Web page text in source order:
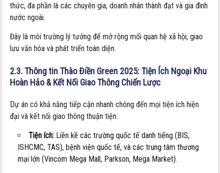
thức, đa phần là các chuyên gia, doanh nhân thành đạt và gia đình
nước ngoài.
Đây là môi trường lý tưởng để mở rộng mối quan hệ xã hội, giao
lưu văn hóa và phát triển toàn diện.
2.3. Thông tin Thào Điền Green 2025: Tiện Ích Ngoại Khu
Hoàn Hảo & Kết Nối Giao Thông Chiến Lược
Dự án có khả năng tiếp cận nhanh chóng đến mọi tiện ích hiện
đại và kết nối giao thông thuận tiện:
Tiện ích: Liền kề các trường quốc tế danh tiếng (BIS,
ISHCMC, TAS), bệnh viện quốc tế, và các trung tâm thương
mại lớn (Vincom Mega Mall, Parkson, Mega Market).